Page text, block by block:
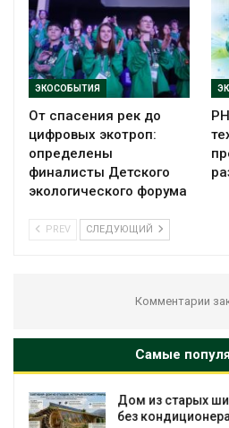
ЭКОСОБЫТИЯ
От спасения рек до
цифровых экотроп:
определены
финалисты Детского
экологического форума
PREV СЛЕДУЮЩИЙ
Комментарии
Самые
Дом из старых
без